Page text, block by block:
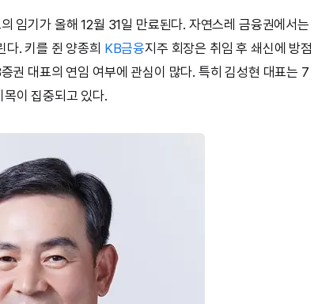
임기가 올해 12월 31일 만료된다. 자연스레 금융권에서는
다. 키를 쥔 양종희 KB금융지주 회장은 취임 후 쇄신에 방점
권 대표의 연임 여부에 관심이 많다. 특히 김성현 대표는 7
이 집중되고 있다.